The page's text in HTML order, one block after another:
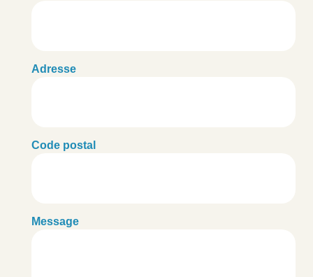
Adresse
Code postal
Message